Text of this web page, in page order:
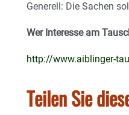
Generell: Die Sachen
Wer Interesse am
http://www.aiblinger-
Teilen Sie